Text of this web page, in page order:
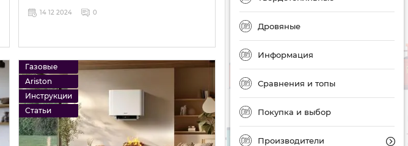
Дровяные
Информация
Сравнения и топы
Покупка и выбор
Производители
14 12 2024 0
Газовые
Ariston
Инструкции
Статьи